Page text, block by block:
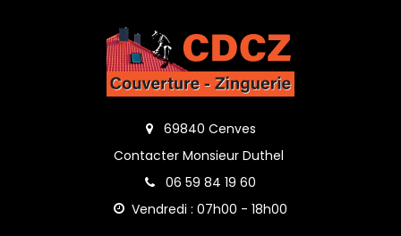
69840 Cenves
Contacter Monsieur Duthel
06 59 84 19 60
Vendredi : 07h00 - 18h00